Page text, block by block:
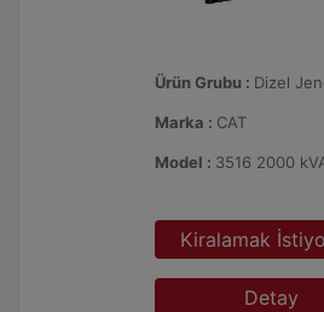
Ürün Grubu : Dizel
Marka : CAT
Model : 3516 2000
Kiralamak
Detay